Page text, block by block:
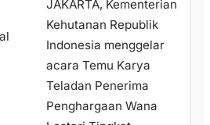
JAKARTA, Kementerian
Kehutanan Republik
Indonesia menggelar
acara Temu Karya
Teladan Penerima
Penghargaan Wana